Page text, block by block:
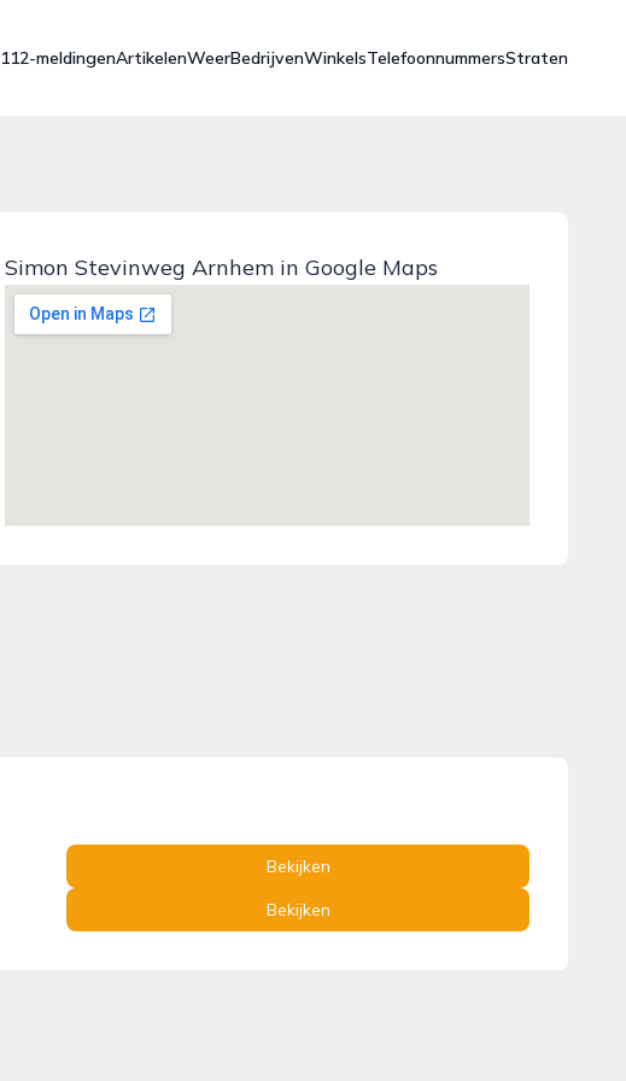
112-meldingenArtikelenWeerBedrijvenWinkelsTelefoonnummersStraten
Simon Stevinweg Arnhem in Google Maps
Bekijken
Bekijken